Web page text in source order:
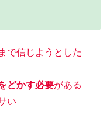
で信じようとした
どかす必要がある
い